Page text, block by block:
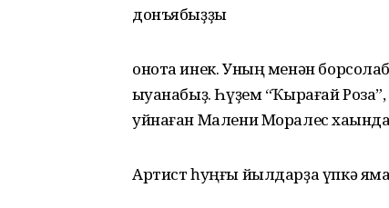
донъябыҙҙы
онота инек. Уның менән
ҡыуанабыҙ. Һүҙем “Ҡырағай
уйнаған Малени Моралес
Артист һуңғы йылдарҙа үпкә